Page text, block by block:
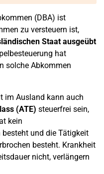
(DBA) ist
zu versteuern ist,
Staat ausgeübt
hat
solche Abkommen
im Ausland kann auch
(ATE) steuerfrei sein,
kein
und die Tätigkeit
besteht. Krankheit
nicht, verlängern